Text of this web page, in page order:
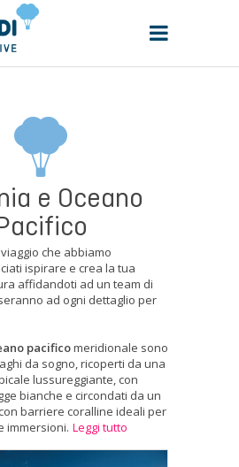
e Oceano
che abbiamo
ispirare e crea la tua
affidandoti ad un team di
ad ogni dettaglio per
pacificomeridionale sono
da sogno, ricoperti da una
lussureggiante, con
bianche e circondati da un
barriere coralline ideali per
immersioni. Leggi tutto